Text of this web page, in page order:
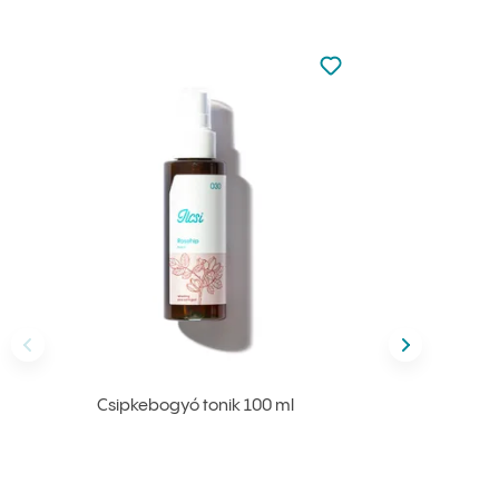
Csipkebogyó tonik 100 ml
Nincsen hozzáadva
Hozzáadás a